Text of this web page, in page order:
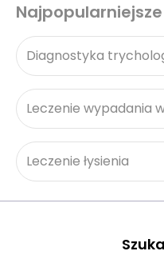
Najpopularniejsze
Diagnostyka
Leczenie wypadania
Leczenie łysienia